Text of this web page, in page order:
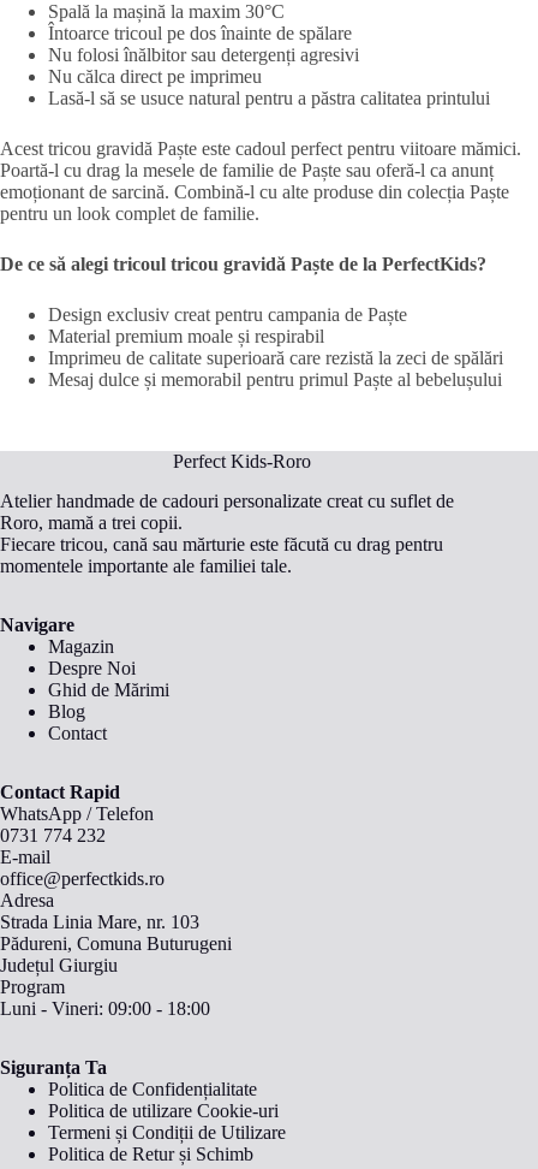
Spală la mașină la maxim 30°C
Întoarce tricoul pe dos înainte de spălare
Nu folosi înălbitor sau detergenți agresivi
Nu călca direct pe imprimeu
Lasă-l să se usuce natural pentru a păstra calitatea printului
Acest tricou gravidă Paște este cadoul perfect pentru viitoare mămici.
Poartă-l cu drag la mesele de familie de Paște sau oferă-l ca anunț
emoționant de sarcină. Combină-l cu alte produse din colecția Paște
pentru un look complet de familie.
De ce să alegi tricoul tricou gravidă Paște de la PerfectKids?
Design exclusiv creat pentru campania de Paște
Material premium moale și respirabil
Imprimeu de calitate superioară care rezistă la zeci de spălări
Mesaj dulce și memorabil pentru primul Paște al bebelușului
Perfect Kids-Roro
Atelier handmade de cadouri personalizate creat cu suflet de
Roro, mamă a trei copii.
Fiecare tricou, cană sau mărturie este făcută cu drag pentru
momentele importante ale familiei tale.
Navigare
Magazin
Despre Noi
Ghid de Mărimi
Blog
Contact
Contact Rapid
WhatsApp /Telefon
0731 774 232
E-mail
office@perfectkids.ro
Adresa
Strada Linia Mare, nr. 103
Pădureni, Comuna Buturugeni
Județul Giurgiu
Program
Luni - Vineri: 09:00 - 18:00
Siguranța Ta
Politica de Confidențialitate
Politica de utilizare Cookie-uri
Termeni și Condiții de Utilizare
Politica de Retur și Schimb